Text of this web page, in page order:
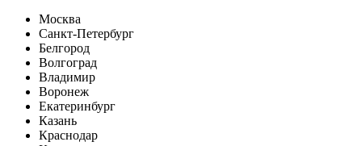
Москва
Санкт-Петербург
Белгород
Волгоград
Владимир
Воронеж
Екатеринбург
Казань
Краснодар